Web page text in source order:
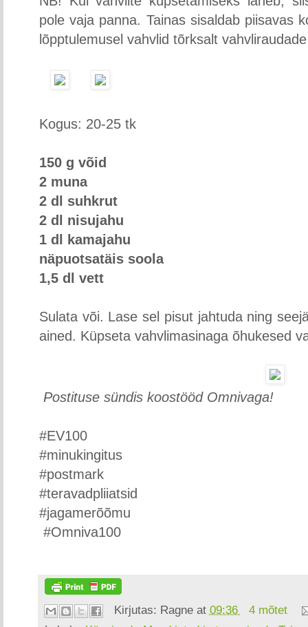
pole vaja panna. Tainas sisaldab piisavas
lõpptulemusel vahvlid tõrksalt
Kogus: 20-25 tk
150 g võid
2 muna
2 dl suhkrut
2 dl nisujahu
1 dl kamajahu
näpuotsatäis soola
1,5 dl vett
Sulata või. Lase sel pisut jahtuda ning
ained. Küpseta vahvlimasinaga õhukesed
Postituse sündis koostööd Omnivaga!
#EV100
#minukingitus
#postmark
#teravadpliiatsid
#jagamerõõmu
#Omniva100
Kirjutas: Ragne at 09:36
4 mõtet